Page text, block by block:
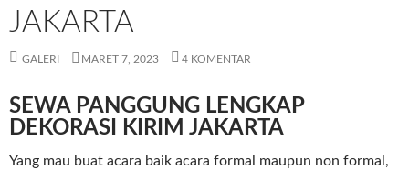
JAKARTA
GALERI MARET 7, 2023 4 KOMENTAR
SEWA PANGGUNG LENGKAP
DEKORASI KIRIM JAKARTA
Yang mau buat acara baik acara formal maupun non formal,